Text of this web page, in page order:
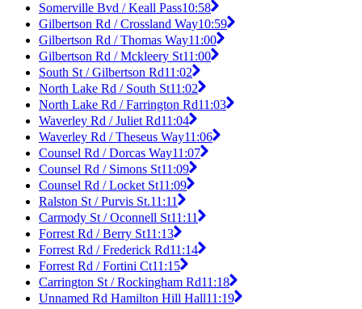
Somerville Bvd / Keall Pass10:58
Gilbertson Rd / Crossland Way10:59
Gilbertson Rd / Thomas Way11:00
Gilbertson Rd / Mckleery St11:00
South St / Gilbertson Rd11:02
North Lake Rd / South St11:02
North Lake Rd / Farrington Rd11:03
Waverley Rd / Juliet Rd11:04
Waverley Rd / Theseus Way11:06
Counsel Rd / Dorcas Way11:07
Counsel Rd / Simons St11:09
Counsel Rd / Locket St11:09
Ralston St / Purvis St.11:11
Carmody St / Oconnell St11:11
Forrest Rd / Berry St11:13
Forrest Rd / Frederick Rd11:14
Forrest Rd / Fortini Ct11:15
Carrington St / Rockingham Rd11:18
Unnamed Rd Hamilton Hill Hall11:19